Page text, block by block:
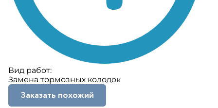
Вид работ:
Замена тормозных колодок
Заказать похожий